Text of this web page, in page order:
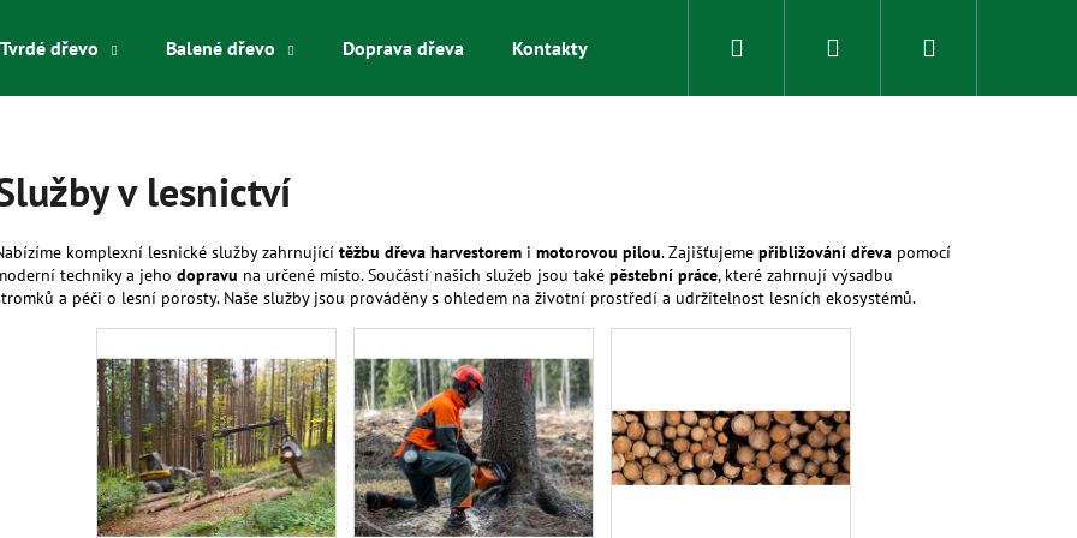
Tvrdé dřevo Balené dřevo Doprava dřeva Kontakty Pro vlastníky lesa Služby v lesnictví
Přihlášení
v lesnictví
komplexní lesnické služby zahrnující těžbu dřeva harvestorem i motorovou pilou. Zajišťujeme přibližování dřeva pomocí
techniky a jeho dopravu na určené místo. Součástí našich služeb jsou také pěstební práce, které zahrnují výsadbu
a péči o lesní porosty. Naše služby jsou prováděny s ohledem na životní prostředí a udržitelnost lesních ekosystémů.
Doporučujeme
MĚKKÁ POLÍNKA SYPANÁ
MĚKKÁ POLÍNKA ROVNANÁ